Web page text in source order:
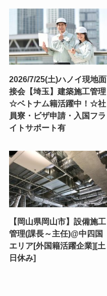
2026/7/25(土)ハノイ現地面
接会【埼玉】建築施工管理
☆ベトナム籍活躍中！☆社
員寮・ビザ申請・入国フラ
イトサポート有
【岡山県岡山市】設備施工
管理(課長～主任)@中四国
エリア[外国籍活躍企業][土
日休み]